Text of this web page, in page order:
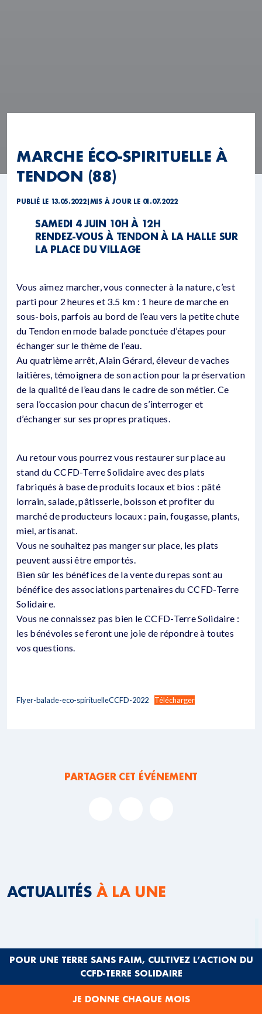
MARCHE ÉCO-SPIRITUELLE À
TENDON (88)
PUBLIÉ LE 13.05.2022| MIS À JOUR LE 01.07.2022
SAMEDI 4 JUIN 10H À 12H
RENDEZ-VOUS À TENDON À LA HALLE SUR
LA PLACE DU VILLAGE
Vous aimez marcher, vous connecter à la nature, c’est
parti pour 2 heures et 3.5 km : 1 heure de marche en
sous-bois, parfois au bord de l’eau vers la petite chute
du Tendon en mode balade ponctuée d’étapes pour
échanger sur le thème de l’eau.
Au quatrième arrêt, Alain Gérard, éleveur de vaches
laitières, témoignera de son action pour la préservation
de la qualité de l’eau dans le cadre de son métier. Ce
sera l’occasion pour chacun de s’interroger et
d’échanger sur ses propres pratiques.
Au retour vous pourrez vous restaurer sur place au
stand du CCFD-Terre Solidaire avec des plats
fabriqués à base de produits locaux et bios : pâté
lorrain, salade, pâtisserie, boisson et profiter du
marché de producteurs locaux : pain, fougasse, plants,
miel, artisanat.
Vous ne souhaitez pas manger sur place, les plats
peuvent aussi être emportés.
Bien sûr les bénéfices de la vente du repas sont au
bénéfice des associations partenaires du CCFD-Terre
Solidaire.
Vous ne connaissez pas bien le CCFD-Terre Solidaire :
les bénévoles se feront une joie de répondre à toutes
vos questions.
Flyer-balade-eco-spirituelleCCFD-2022 Télécharger
PARTAGER CET ÉVÉNEMENT
ACTUALITÉS À LA UNE
POUR UNE TERRE SANS FAIM, CULTIVEZ L’ACTION DU
CCFD-TERRE SOLIDAIRE
JE DONNE CHAQUE MOIS